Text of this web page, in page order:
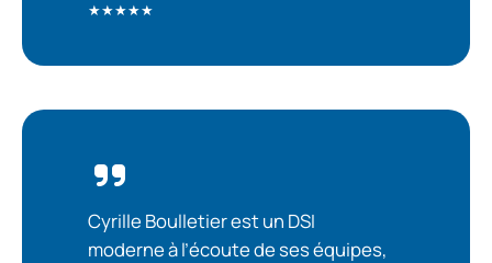
★★★★★
Cyrille Boulletier est un DSI
moderne à l’écoute de ses équipes,